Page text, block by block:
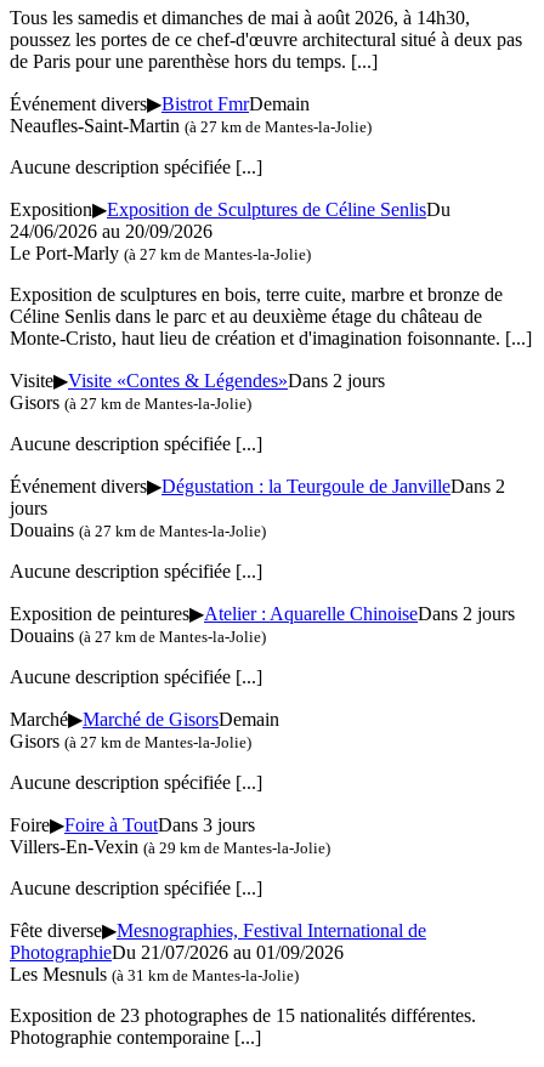
Tous les samedis et dimanches de mai à août 2026, à 14h30,
poussez les portes de ce chef-d'œuvre architectural situé à deux pas
de Paris pour une parenthèse hors du temps. [...]
Événement divers▶Bistrot FmrDemain
Neaufles-Saint-Martin (à 27 km de Mantes-la-Jolie)
Aucune description spécifiée [...]
Exposition▶Exposition de Sculptures de Céline SenlisDu
24/06/2026 au 20/09/2026
Le Port-Marly (à 27 km de Mantes-la-Jolie)
Exposition de sculptures en bois, terre cuite, marbre et bronze de
Céline Senlis dans le parc et au deuxième étage du château de
Monte-Cristo, haut lieu de création et d'imagination foisonnante. [...]
Visite▶Visite «Contes & Légendes»Dans 2 jours
Gisors (à 27 km de Mantes-la-Jolie)
Aucune description spécifiée [...]
Événement divers▶Dégustation : la Teurgoule de JanvilleDans 2
jours
Douains (à 27 km de Mantes-la-Jolie)
Aucune description spécifiée [...]
Exposition de peintures▶Atelier : Aquarelle ChinoiseDans 2 jours
Douains (à 27 km de Mantes-la-Jolie)
Aucune description spécifiée [...]
Marché▶Marché de GisorsDemain
Gisors (à 27 km de Mantes-la-Jolie)
Aucune description spécifiée [...]
Foire▶Foire à ToutDans 3 jours
Villers-En-Vexin (à 29 km de Mantes-la-Jolie)
Aucune description spécifiée [...]
Fête diverse▶Mesnographies, Festival International de
PhotographieDu 21/07/2026 au 01/09/2026
Les Mesnuls (à 31 km de Mantes-la-Jolie)
Exposition de 23 photographes de 15 nationalités différentes.
Photographie contemporaine [...]